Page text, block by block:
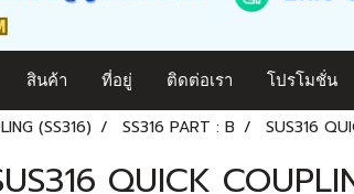
สินค้า ที่อยู่ ติดต่อเรา โปรโมชั่น
(SS316) SS316 PART : B SUS316
QUICK